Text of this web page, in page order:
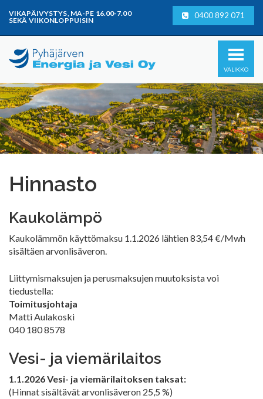
suoraan
VIKAPÄIVYSTYS, MA-PE 16.00-7.00
SEKÄ VIIKONLOPPUISIN
0400 892 071
VALIKKO
Hinnasto
Kaukolämpö
Kaukolämmön käyttömaksu 1.1.2026 lähtien 83,54 €/Mwh
sisältäen arvonlisäveron.
Liittymismaksujen ja perusmaksujen muutoksista voi
tiedustella:
Toimitusjohtaja
Matti Aulakoski
040 180 8578
Vesi- ja viemärilaitos
1.1.2026 Vesi- ja viemärilaitoksen taksat:
(Hinnat sisältävät arvonlisäveron 25,5 %)